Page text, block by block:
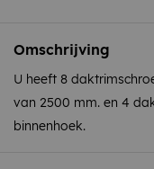
Omschrijving
U heeft 8
van 2500 mm. en 4
binnenhoek.